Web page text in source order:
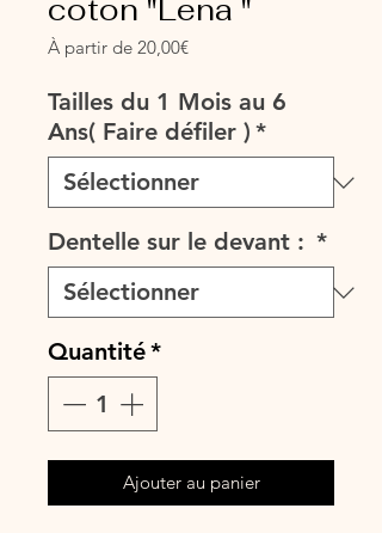
coton "Lena "
À partir de 20,00€Prix
Tailles du 1 Mois au 6
Ans( Faire défiler ) *
Dentelle sur le devant : *
Quantité*
Ajouter au panier